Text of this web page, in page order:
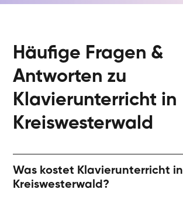
Häufige Fragen &
Antworten zu
Klavierunterricht in
Kreiswesterwald
Was kostet Klavierunterricht in
Kreiswesterwald?